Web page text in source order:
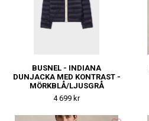
BUSNEL - INDIANA
DUNJACKA MED KONTRAST -
MÖRKBLÅ/LJUSGRÅ
4 699 kr